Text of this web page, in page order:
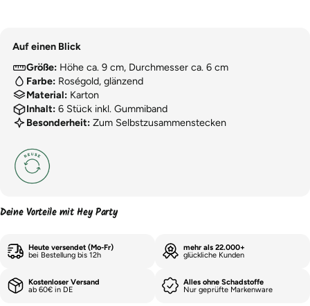
Auf einen Blick
Größe: Höhe ca. 9 cm, Durchmesser ca. 6 cm
Farbe: Roségold, glänzend
Material: Karton
Inhalt: 6 Stück inkl. Gummiband
Besonderheit: Zum Selbstzusammenstecken
Deine Vorteile mit Hey Party
Heute versendet (Mo-Fr)
bei Bestellung bis 12h
mehr als 22.000+
glückliche Kunden
Kostenloser Versand
ab 60€ in DE
Alles ohne Schadstoffe
Nur geprüfte Markenware